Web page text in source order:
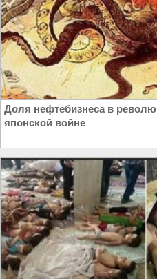
Доля нефтебизнеса в
японской войне